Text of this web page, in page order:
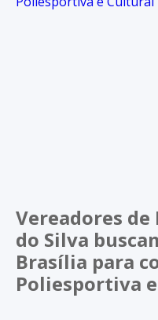
Vereadores
do Silva
Brasília para
Poliesportiva